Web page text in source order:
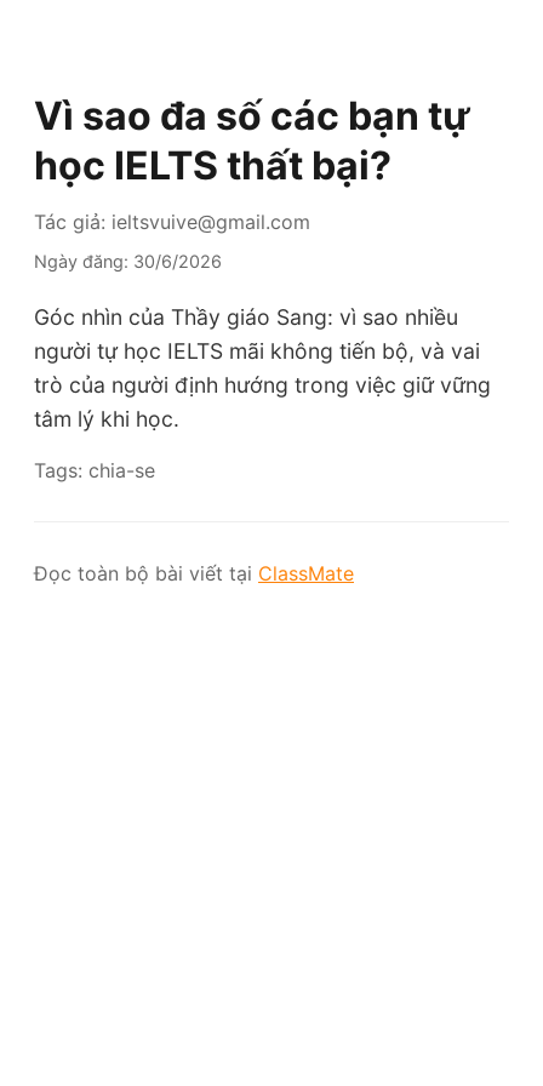
Vì sao đa số các bạn tự
học IELTS thất bại?
Tác giả: ieltsvuive@gmail.com
Ngày đăng: 30/6/2026
Góc nhìn của Thầy giáo Sang: vì sao nhiều
người tự học IELTS mãi không tiến bộ, và vai
trò của người định hướng trong việc giữ vững
tâm lý khi học.
Tags: chia-se
Đọc toàn bộ bài viết tại ClassMate